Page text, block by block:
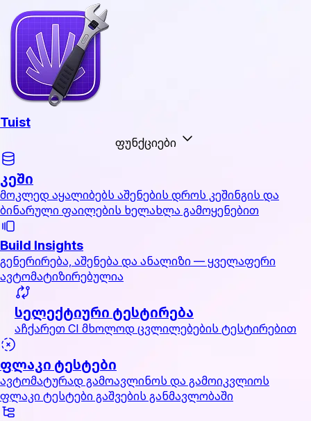
Tuist
ფუნქციები
კეში
მოკლედ აყალიბებს აშენების დროს კეშინგის და
ბინარული ფაილების ხელახლა გამოყენებით
Build Insights
გენერირება, აშენება და ანალიზი — ყველაფერი
ავტომატიზირებულია
სელექტიური ტესტირება
აჩქარეთ CI მხოლოდ ცვლილებების ტესტირებით
ფლაკი ტესტები
ავტომატურად გამოავლინოს და გამოიკვლიოს
ფლაკი ტესტები გაშვების განმავლობაში